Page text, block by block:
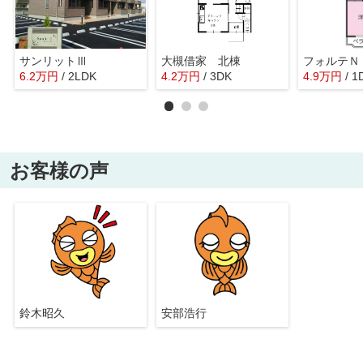
サンリットⅢ
6.2万円 / 2LDK
大槻借家 北棟
4.2万円 / 3DK
フォルテＮ
4.9万円 /
お客様の声
鈴木昭久 安部浩行